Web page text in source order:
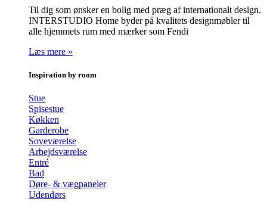
Til dig som ønsker en bolig med præg af internationalt design.
INTERSTUDIO Home byder på kvalitets designmøbler til
alle hjemmets rum med mærker som Fendi
Læs mere »
Inspiration by room
Stue
Spisestue
Køkken
Garderobe
Soveværelse
Arbejdsværelse
Entré
Bad
Døre- & vægpaneler
Udendørs